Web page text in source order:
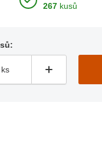
267 kusů